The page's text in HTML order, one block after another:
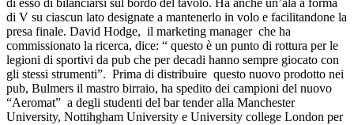
di V su ciascun lato designate a mantenerlo in volo e facilitandone la
presa finale. David Hodge, il marketing manager che ha
commissionato la ricerca, dice: “ questo è un punto di rottura per le
legioni di sportivi da pub che per decadi hanno sempre giocato con
gli stessi strumenti”. Prima di distribuire questo nuovo prodotto nei
pub, Bulmers il mastro birraio, ha spedito dei campioni del nuovo
“Aeromat” a degli studenti del bar tender alla Manchester
University, Nottihgham University e University college London per